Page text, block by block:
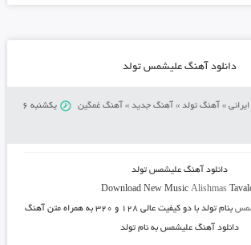
دانلود آهنگ علیشمس تولد
» آهنگ تولد» آهنگ جدید» آهنگ غمگین
یکشنبه 6
دانلود آهنگ علیشمس تولد
Download New Music Alishmas
بنام تولدبا دو کیفیت عالی ۱۲۸ و ۳۲۰ به همراه متن آهنگ
دانلود آهنگ علیشمس به نام تولد